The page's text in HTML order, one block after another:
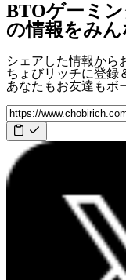
BTOゲーミン
の情報をみ
シェアした情報から
ちょびリッチに登録
あなたもお友達もボ